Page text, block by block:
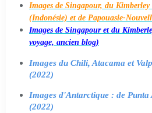
Images de Singapour, du
(Indonésie) et de Papouasie-
Images de Singapour et du
voyage, ancien blog)
Images du Chili, Atacama et
(2022)
Images d'Antarctique : de
(2022)